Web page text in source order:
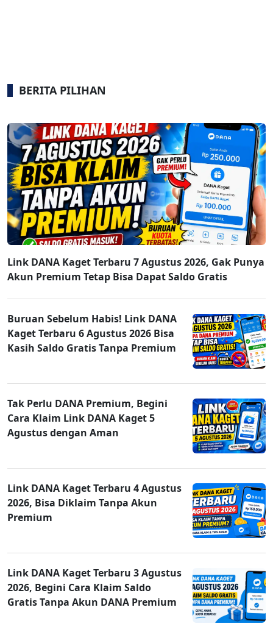
BERITA PILIHAN
Link DANA Kaget Terbaru 7 Agustus 2026, Gak Punya
Akun Premium Tetap Bisa Dapat Saldo Gratis
Buruan Sebelum Habis! Link DANA
Kaget Terbaru 6 Agustus 2026 Bisa
Kasih Saldo Gratis Tanpa Premium
Tak Perlu DANA Premium, Begini
Cara Klaim Link DANA Kaget 5
Agustus dengan Aman
Link DANA Kaget Terbaru 4 Agustus
2026, Bisa Diklaim Tanpa Akun
Premium
Link DANA Kaget Terbaru 3 Agustus
2026, Begini Cara Klaim Saldo
Gratis Tanpa Akun DANA Premium